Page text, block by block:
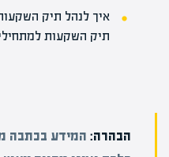
איך לנהל תיק
תיק השקעות
הבהרה: המידע בכתבה